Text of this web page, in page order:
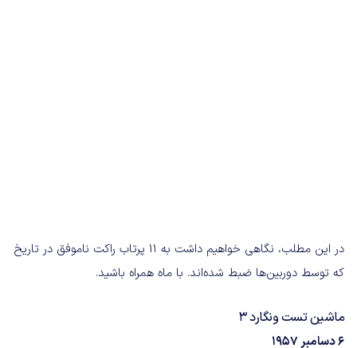
در این مطلب، نگاهی خواهیم داشت به ۱۱ پرتاب راکت ناموفق در تاریخ
که توسط دوربین‌ها ضبط شده‌اند. با ماه همراه باشید.
ماشین تست ونگارد ۳
۶ دسامبر ۱۹۵۷